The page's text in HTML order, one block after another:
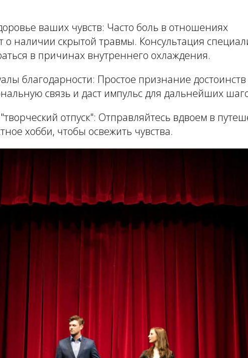
ваших чувств: Часто боль в отношениях
о наличии скрытой травмы. Консультация
в причинах внутреннего охлаждения.
благодарности: Простое признание достоинств
связь и даст импульс для дальнейших
отпуск": Отправляйтесь вдвоем в
хобби, чтобы освежить чувства.